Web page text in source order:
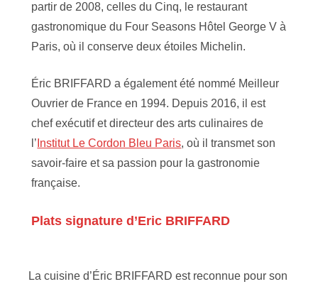
partir de 2008, celles du Cinq, le restaurant
gastronomique du Four Seasons Hôtel George V à
Paris, où il conserve deux étoiles Michelin.
Éric BRIFFARD a également été nommé Meilleur
Ouvrier de France en 1994. Depuis 2016, il est
chef exécutif et directeur des arts culinaires de
l’ Institut Le Cordon Bleu Paris, où il transmet son
savoir-faire et sa passion pour la gastronomie
française.
Plats signature d’Eric BRIFFARD
La cuisine d’Éric BRIFFARD est reconnue pour son